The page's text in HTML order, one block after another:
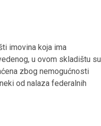
imovina koja ima
u ovom skladištu su
zbog nemogućnosti
od nalaza federalnih